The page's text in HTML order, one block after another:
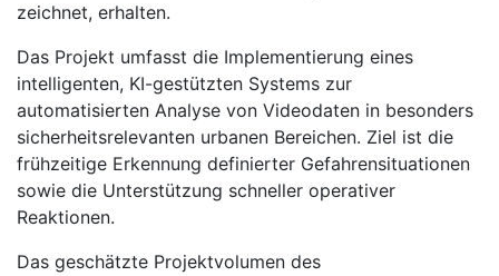
zeichnet, erhalten.
Das Projekt umfasst die Implementierung eines
intelligenten, KI-gestützten Systems zur
automatisierten Analyse von Videodaten in besonders
sicherheitsrelevanten urbanen Bereichen. Ziel ist die
frühzeitige Erkennung definierter Gefahrensituationen
sowie die Unterstützung schneller operativer
Reaktionen.
Das geschätzte Projektvolumen des